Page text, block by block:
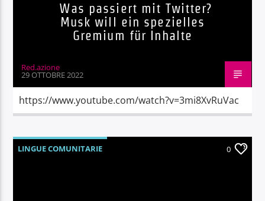
Was passiert mit Twitter?
Musk will ein spezielles
Gremium für Inhalte
Red.azione
29 OTTOBRE 2022
https://www.youtube.com/watch?v=3mi8XvRuVac
LINGUE COMUNITARIE 0